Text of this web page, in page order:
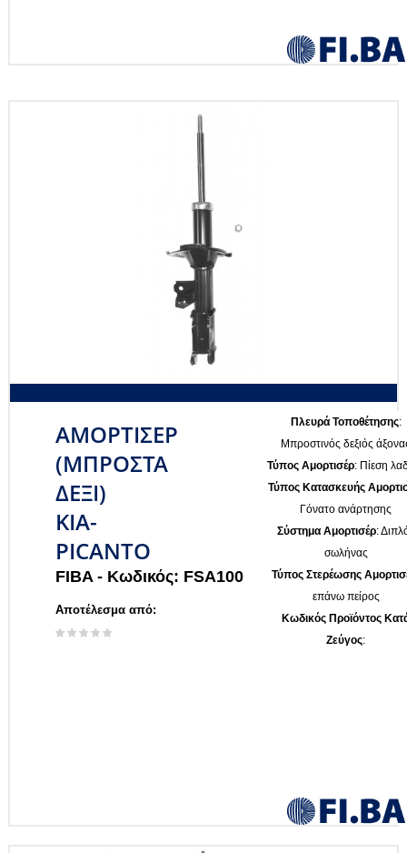
ΑΜΟΡΤΙΣΕΡ
(ΜΠΡΟΣΤΑ
ΔΕΞΙ)
KIA-
PICANTO
FIBA - Κωδικός: FSA100
Αποτέλεσμα από:
Πλευρά Τοποθέτησης:
Μπροστινός δεξιός
Τύπος Αμορτισέρ: Πίεση
Τύπος Κατασκευής
Γόνατο ανάρτησης
Σύστημα Αμορτισέρ:
σωλήνας
Τύπος Στερέωσης
επάνω πείρος
Κωδικός Προϊόντος
Ζεύγος: